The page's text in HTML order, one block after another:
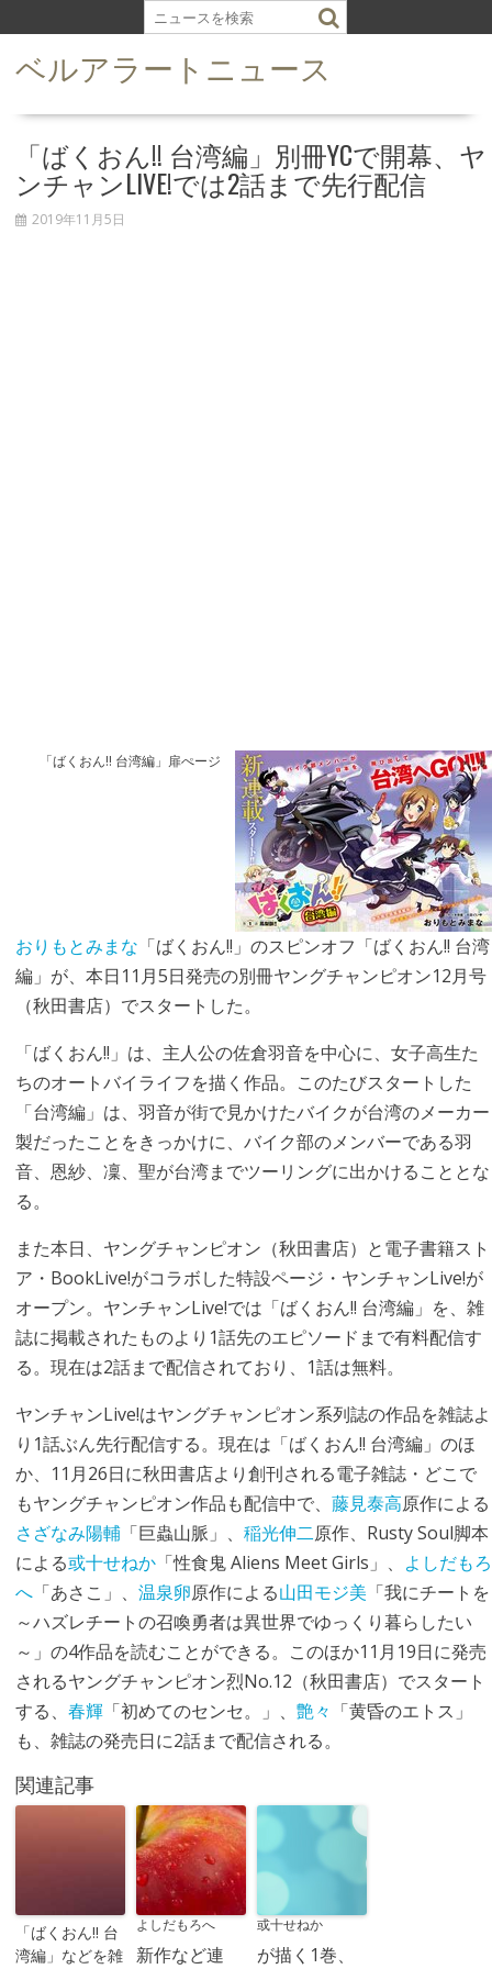
k
ベルアラートニュース
「ばくおん!! 台湾編」別冊YCで開幕、ヤ
ンチャンLIVE!では2話まで先行配信
2019年11月5日
「ばくおん!! 台湾編」扉ぺージ
おりもとみまな 「ばくおん!!」のスピンオフ「ばくおん!! 台湾
編」が、本日11月5日発売の別冊ヤングチャンピオン12月号
（秋田書店）でスタートした。
「ばくおん!!」は、主人公の佐倉羽音を中心に、女子高生た
ちのオートバイライフを描く作品。このたびスタートした
「台湾編」は、羽音が街で見かけたバイクが台湾のメーカー
製だったことをきっかけに、バイク部のメンバーである羽
音、恩紗、凜、聖が台湾までツーリングに出かけることとな
る。
また本日、ヤングチャンピオン（秋田書店）と電子書籍スト
ア・BookLive!がコラボした特設ページ・ヤンチャンLive!が
オープン。ヤンチャンLive!では「ばくおん!! 台湾編」を、雑
誌に掲載されたものより1話先のエピソードまで有料配信す
る。現在は2話まで配信されており、1話は無料。
ヤンチャンLive!はヤングチャンピオン系列誌の作品を雑誌よ
り1話ぶん先行配信する。現在は「ばくおん!! 台湾編」のほ
か、11月26日に秋田書店より創刊される電子雑誌・どこで
もヤングチャンピオン作品も配信中で、 藤見泰高原作による
さざなみ陽輔「巨蟲山脈」、 稲光伸二原作、Rusty Soul脚本
による或十せねか「性食鬼 Aliens Meet Girls」、 よしだもろ
へ「あさこ」、 温泉卵原作による山田モジ美 「我にチートを
～ハズレチートの召喚勇者は異世界でゆっくり暮らしたい
～」の4作品を読むことができる。このほか11月19日に発売
されるヤングチャンピオン烈No.12（秋田書店）でスタート
する、 春輝「初めてのセンセ。」、 艶々 「黄昏のエトス」
も、雑誌の発売日に2話まで配信される。
関連記事
「ばくおん!! 台
湾編」などを雑
よしだもろへ
新作など連
或十せねか
が描く1巻、